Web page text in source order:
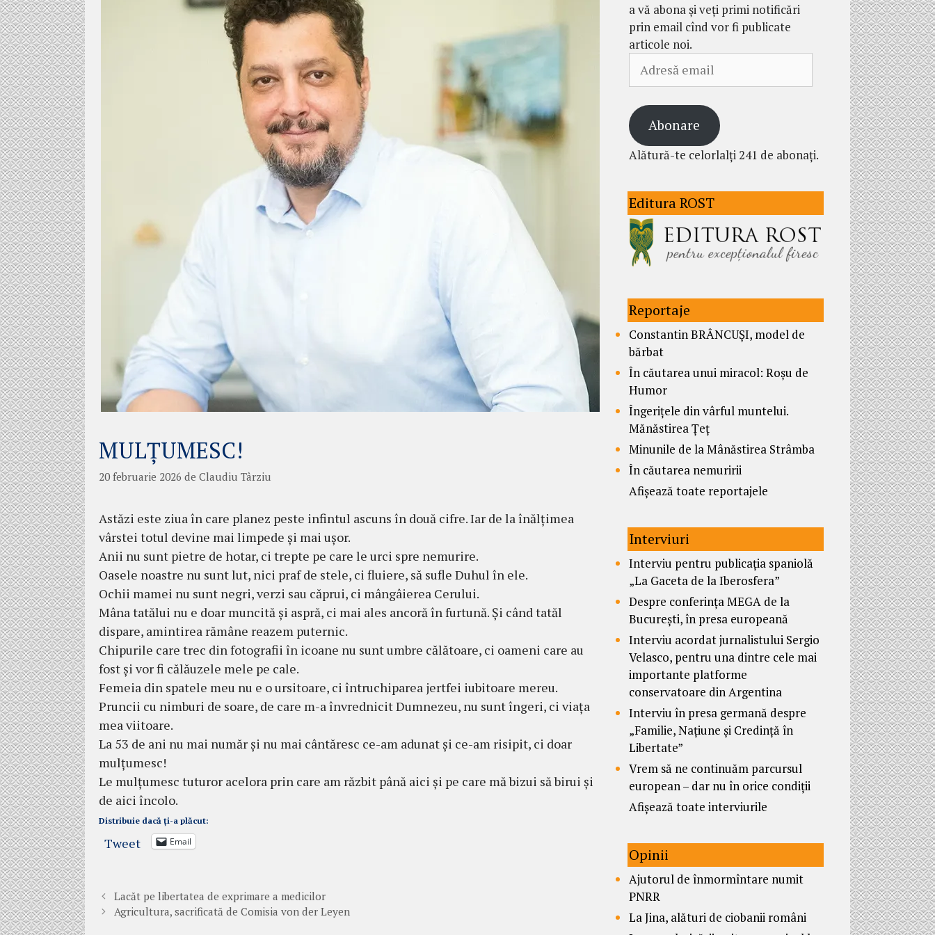
MULȚUMESC!
20 februarie 2026 de Claudiu Târziu
Astăzi este ziua în care planez peste infintul ascuns în două cifre. Iar de la înălțimea
vârstei totul devine mai limpede și mai ușor.
Anii nu sunt pietre de hotar, ci trepte pe care le urci spre nemurire.
Oasele noastre nu sunt lut, nici praf de stele, ci fluiere, să sufle Duhul în ele.
Ochii mamei nu sunt negri, verzi sau căprui, ci mângâierea Cerului.
Mâna tatălui nu e doar muncită și aspră, ci mai ales ancoră în furtună. Și când tatăl
dispare, amintirea rămâne reazem puternic.
Chipurile care trec din fotografii în icoane nu sunt umbre călătoare, ci oameni care au
fost și vor fi călăuzele mele pe cale.
Femeia din spatele meu nu e o ursitoare, ci întruchiparea jertfei iubitoare mereu.
Pruncii cu nimburi de soare, de care m-a învrednicit Dumnezeu, nu sunt îngeri, ci viața
mea viitoare.
La 53 de ani nu mai număr și nu mai cântăresc ce-am adunat și ce-am risipit, ci doar
mulțumesc!
Le mulțumesc tuturor acelora prin care am răzbit până aici și pe care mă bizui să birui și
de aici încolo.
Distribuie dacă ți-a plăcut:
Tweet Email
Lacăt pe libertatea de exprimare a medicilor
Agricultura, sacrificată de Comisia von der Leyen
a vă abona și veți primi notificări
prin email cînd vor fi publicate
articole noi.
email
Abonare
Alătură-te celorlalți 241 de abonați.
Editura ROST
Reportaje
Constantin BRÂNCUȘI, model de
bărbat
În căutarea unui miracol: Roșu de
Humor
Îngerițele din vârful muntelui.
Mănăstirea Țeț
Minunile de la Mânăstirea Strâmba
În căutarea nemuririi
Afișează toate reportajele
Interviuri
Interviu pentru publicația spaniolă
„La Gaceta de la Iberosfera”
Despre conferința MEGA de la
București, în presa europeană
Interviu acordat jurnalistului Sergio
Velasco, pentru una dintre cele mai
importante platforme
conservatoare din Argentina
Interviu în presa germană despre
„Familie, Națiune și Credință în
Libertate”
Vrem să ne continuăm parcursul
european – dar nu în orice condiții
Afișează toate interviurile
Opinii
Ajutorul de înmormîntare numit
PNRR
La Jina, alături de ciobanii români